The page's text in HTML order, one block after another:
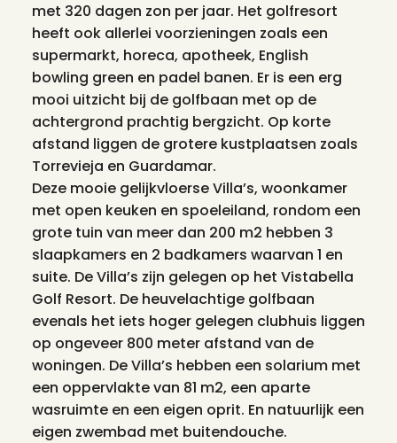
met 320 dagen zon per jaar. Het golfresort
heeft ook allerlei voorzieningen zoals een
supermarkt, horeca, apotheek, English
bowling green en padel banen. Er is een erg
mooi uitzicht bij de golfbaan met op de
achtergrond prachtig bergzicht. Op korte
afstand liggen de grotere kustplaatsen zoals
Torrevieja en Guardamar.
Deze mooie gelijkvloerse Villa’s, woonkamer
met open keuken en spoeleiland, rondom een
grote tuin van meer dan 200 m2 hebben 3
slaapkamers en 2 badkamers waarvan 1 en
suite. De Villa’s zijn gelegen op het Vistabella
Golf Resort. De heuvelachtige golfbaan
evenals het iets hoger gelegen clubhuis liggen
op ongeveer 800 meter afstand van de
woningen. De Villa’s hebben een solarium met
een oppervlakte van 81 m2, een aparte
wasruimte en een eigen oprit. En natuurlijk een
eigen zwembad met buitendouche.